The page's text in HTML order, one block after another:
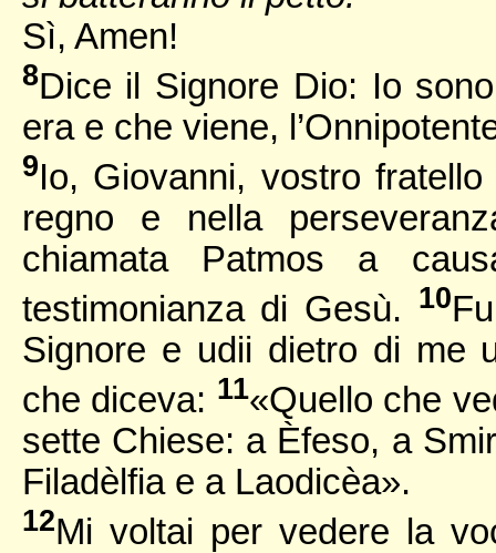
Sì, Amen!
8Dice il Signore Dio: Io
era e che viene,
9Io, Giovanni, vostro
regno e nella
chiamata Patmos a
testimonianza di Gesù. 10
Signore e udii dietro di me
che diceva: 11«Quello che
sette Chiese: a Èfeso, a
Filadèlfia e a Laodicèa».
12Mi voltai per vedere la